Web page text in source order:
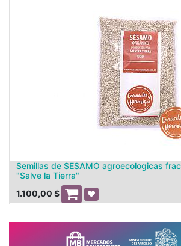
Semillas de SESAMO agroecologicas
"Salve la Tierra"
1.100,00 $